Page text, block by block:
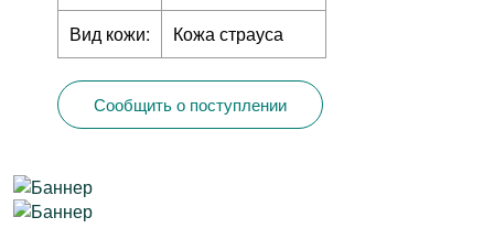
Вид кожи:
Кожа страуса
Сообщить о поступлении